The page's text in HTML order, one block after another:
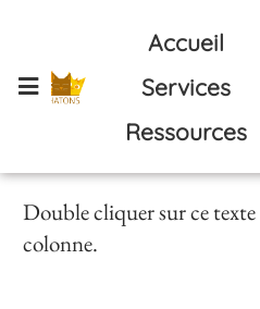
Aller au contenu principal
Accueil
Services
Ressources
Double cliquer sur ce
colonne.